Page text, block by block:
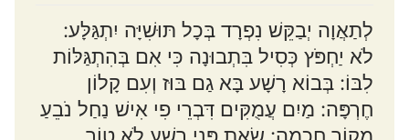
לְתַאֲוָה יְבַקֵּשׁ נִפְרָד בְּכָל תּוּשִׁיָּה יִתְגַּלָּע:
לֹא יַחְפֹּץ כְּסִיל בִּתְבוּנָה כִּי אִם בְּהִתְגַּלּוֹת
לִבּוֹ: בְּבוֹא רָשָׁע בָּא גַם בּוּז וְעִם קָלוֹן
חֶרְפָּה: מַיִם עֲמֻקִּים דִּבְרֵי פִי אִישׁ נַחַל נֹבֵעַ
מְקוֹר חָכְמָה: שְׂאֵת פְּנֵי רָשָׁע לֹא טוֹב